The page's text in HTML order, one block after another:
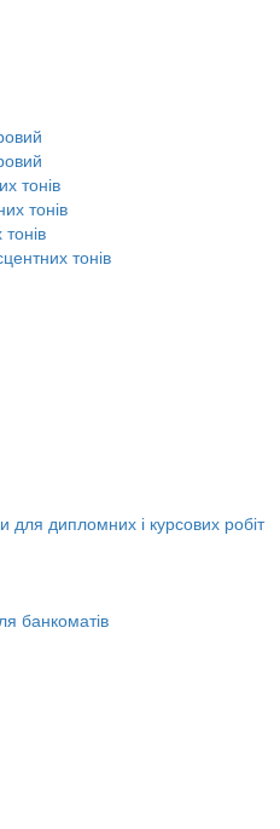
тонів
тонів
тонів
для дипломних і курсових робіт
банкоматів